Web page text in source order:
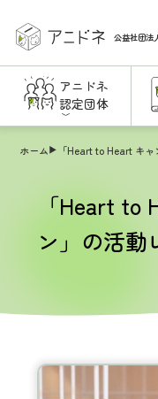
公益社団法
アニドネ
認定団体
ホーム 「Heart to Heart キ
「Heart to
ン」の活動